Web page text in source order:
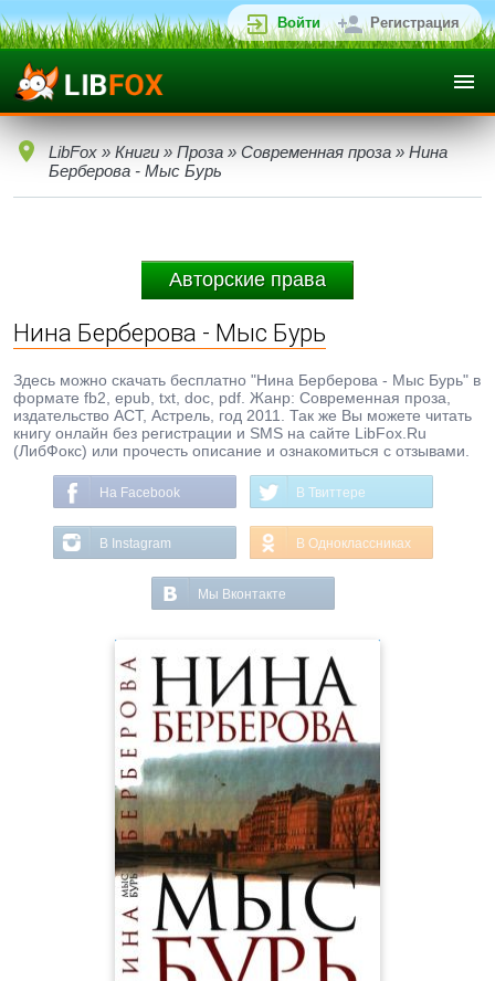
Войти Регистрация
LibFox » Книги » Проза » Современная проза » Нина
Берберова - Мыс Бурь
Авторские права
Нина Берберова - Мыс Бурь
Здесь можно скачать бесплатно "Нина Берберова - Мыс Бурь" в
формате fb2, epub, txt, doc, pdf. Жанр: Современная проза,
издательство АСТ, Астрель, год 2011. Так же Вы можете читать
книгу онлайн без регистрации и SMS на сайте LibFox.Ru
(ЛибФокс) или прочесть описание и ознакомиться с отзывами.
На Facebook В Твиттере
В Instagram В Одноклассниках
Мы Вконтакте